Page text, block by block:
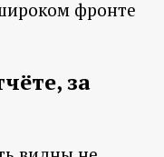
фронте
за